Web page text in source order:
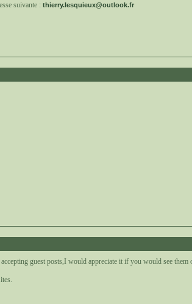
suivante : thierry.lesquieux@outlook.fr
guest posts,I would appreciate it if you would see